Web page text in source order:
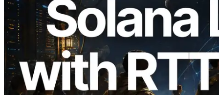
2026.08.05
ERPC, Solana Leader Slot API를 전 세계
7개 리전 ping 측정으로 확장 —
Validators Information API도 공개